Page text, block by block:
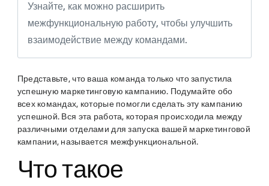
Узнайте, как можно расширить
межфункциональную работу, чтобы улучшить
взаимодействие между командами.
Представьте, что ваша команда только что запустила
успешную маркетинговую кампанию. Подумайте обо
всех командах, которые помогли сделать эту кампанию
успешной. Вся эта работа, которая происходила между
различными отделами для запуска вашей маркетинговой
кампании, называется межфункциональной.
Что такое